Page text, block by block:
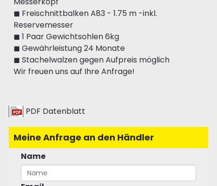
◼ Freischnittbalken A83 - 1.75 m -inkl.
Reservemesser
◼ 1 Paar Gewichtsohlen 6kg
◼ Gewährleistung 24 Monate
◼ Stachelwalzen gegen Aufpreis möglich
Wir freuen uns auf Ihre Anfrage!
PDF Datenblatt
Meine Anfrage an den Händler
Name